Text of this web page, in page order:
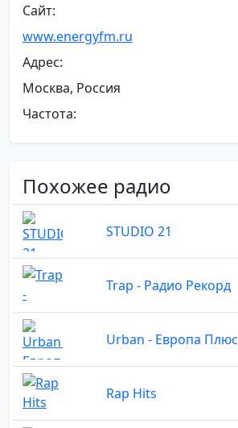
Сайт:
www.energyfm.ru
Адрес:
Москва, Россия
Частота:
Похожее радио
STUDIO 21
Trap - Радио Рекорд
Urban - Европа Плюс
Rap Hits